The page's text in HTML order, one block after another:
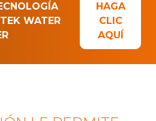
WATER
HAGA
CLIC
AQUÍ